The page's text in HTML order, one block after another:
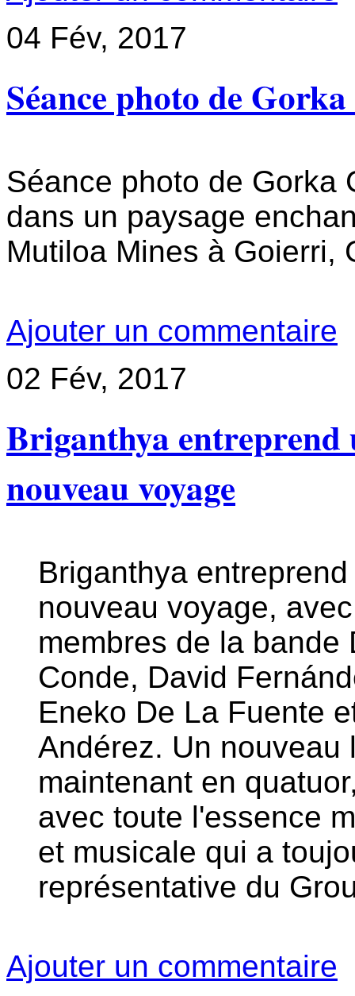
04 Fév, 2017
Séance photo de
Séance photo de Gorka
dans un paysage
Mutiloa Mines à Goierri,
Ajouter un commentaire
02 Fév, 2017
Briganthya entreprend
nouveau voyage
Briganthya
nouveau voyage,
membres de la bande
Conde, David
Eneko De La Fuente
Andérez. Un nouveau
maintenant en
avec toute l'essence
et musicale qui a
représentative du
Ajouter un commentaire